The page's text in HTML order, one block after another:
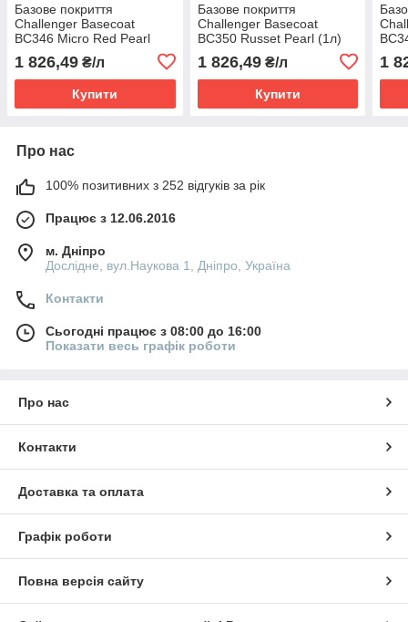
Базове покриття
Challenger Basecoat
BC346 Micro Red Pearl
1 826,49 ₴/л
Купити
Базове покриття
Challenger Basecoat
BC350 Russet Pearl (1л)
1 826,49₴/л
Купити
1
Про нас
100% позитивних з 252 відгуків за рік
Працює з 12.06.2016
м. Дніпро
Дослідне, вул.Наукова 1, Дніпро, Україна
Контакти
Сьогодні працює з 08:00 до 16:00
Показати весь графік роботи
Про нас
Контакти
Доставка та оплата
Графік роботи
Повна версія сайту